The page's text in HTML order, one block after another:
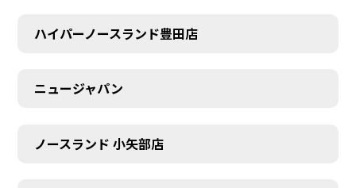
ハイパーノースランド豊田店
ニュージャパン
ノースランド 小矢部店